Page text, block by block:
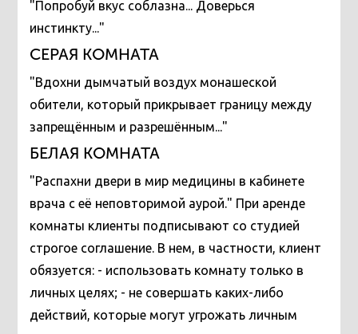
"Попробуй вкус соблазна... Доверься
инстинкту..."
СЕРАЯ КОМНАТА
"Вдохни дымчатый воздух монашеской
обители, который прикрывает границу между
запрещённым и разрешённым..."
БЕЛАЯ КОМНАТА
"Распахни двери в мир медицины в кабинете
врача с её неповторимой аурой." При аренде
комнаты клиенты подписывают со студией
строгое соглашение. В нем, в частности, клиент
обязуется: - использовать комнату только в
личных целях; - не совершать каких-либо
действий, которые могут угрожать личным